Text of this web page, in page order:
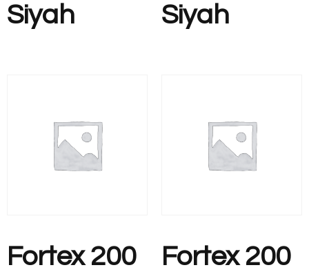
Siyah
Siyah
Fortex 200
Fortex 200